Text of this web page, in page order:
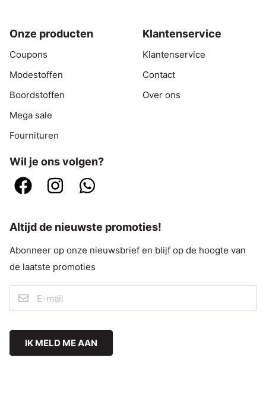
Onze producten
Coupons
Modestoffen
Boordstoffen
Mega sale
Fournituren
Klantenservice
Klantenservice
Contact
Over ons
Wil je ons volgen?
Altijd de nieuwste promoties!
Abonneer op onze nieuwsbrief en blijf op de hoogte van
de laatste promoties
IK MELD ME AAN